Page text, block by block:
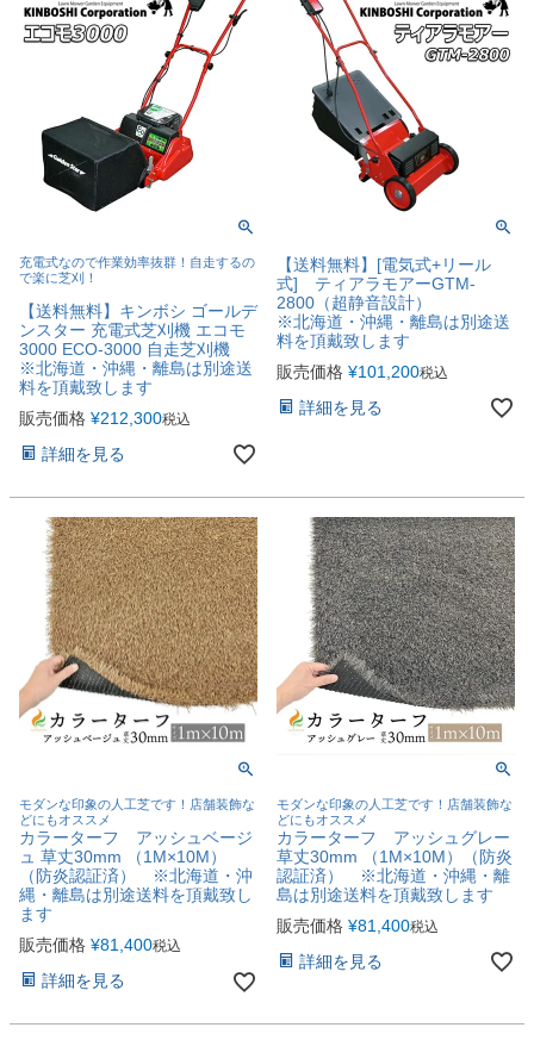
充電式なので作業効率抜群！自走するの
で楽に芝刈！
【送料無料】キンボシ ゴールデ
ンスター 充電式芝刈機 エコモ
3000 ECO-3000 自走芝刈機
※北海道・沖縄・離島は別途送
料を頂戴致します
販売価格 ¥212,300税込
詳細を見る
【送料無料】[電気式+リール
式] ティアラモアーGTM-
2800（超静音設計）
※北海道・沖縄・離島は別途送
料を頂戴致します
販売価格 ¥101,200税込
詳細を見る
モダンな印象の人工芝です！店舗装飾な
どにもオススメ
カラーターフ アッシュベージ
ュ 草丈30mm （1M×10M）
（防炎認証済） ※北海道・沖
縄・離島は別途送料を頂戴致し
ます
販売価格 ¥81,400税込
詳細を見る
モダンな印象の人工芝です！店舗装飾な
どにもオススメ
カラーターフ アッシュグレー
草丈30mm （1M×10M）（防炎
認証済） ※北海道・沖縄・離
島は別途送料を頂戴致します
販売価格 ¥81,400税込
詳細を見る